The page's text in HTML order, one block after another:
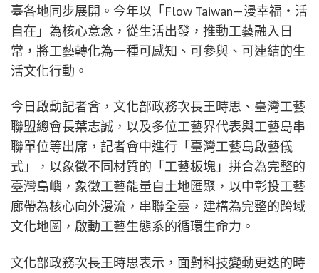
臺各地同步展開。今年以「Flow Taiwan—漫幸福‧活
自在」為核心意念，從生活出發，推動工藝融入日
常，將工藝轉化為一種可感知、可參與、可連結的生
活文化行動。
今日啟動記者會，文化部政務次長王時思、臺灣工藝
聯盟總會長葉志誠，以及多位工藝界代表與工藝島串
聯單位等出席，記者會中進行「臺灣工藝島啟藝儀
式」，以象徵不同材質的「工藝板塊」拼合為完整的
臺灣島嶼，象徵工藝能量自土地匯聚，以中彰投工藝
廊帶為核心向外漫流，串聯全臺，建構為完整的跨域
文化地圖，啟動工藝生態系的循環生命力。
文化部政務次長王時思表示，面對科技變動更迭的時